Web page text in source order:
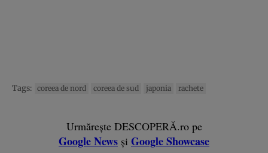
Tags: coreea de nord coreea de sud japonia rachete
Urmărește DESCOPERĂ.ro pe
Google News și Google Showcase